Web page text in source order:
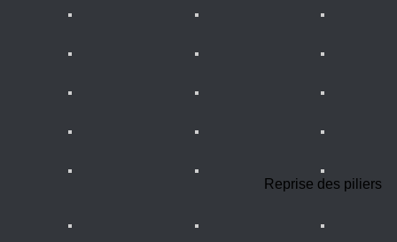
Reprise des piliers